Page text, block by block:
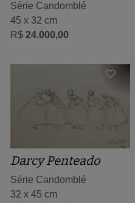
Série Candomblé
45 x 32 cm
R$ 24.000,00
Darcy Penteado
Série Candomblé
32 x 45 cm